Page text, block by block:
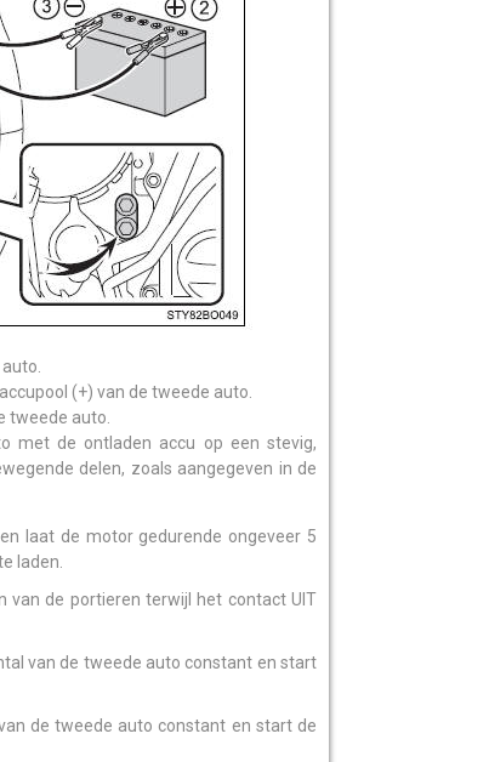
(+) van de tweede auto.
tweede auto.
met de ontladen accu op een stevig,
delen, zoals aangegeven in de
laat de motor gedurende ongeveer 5
laden.
van de portieren terwijl het contact UIT
van de tweede auto constant en start
de tweede auto constant en start de